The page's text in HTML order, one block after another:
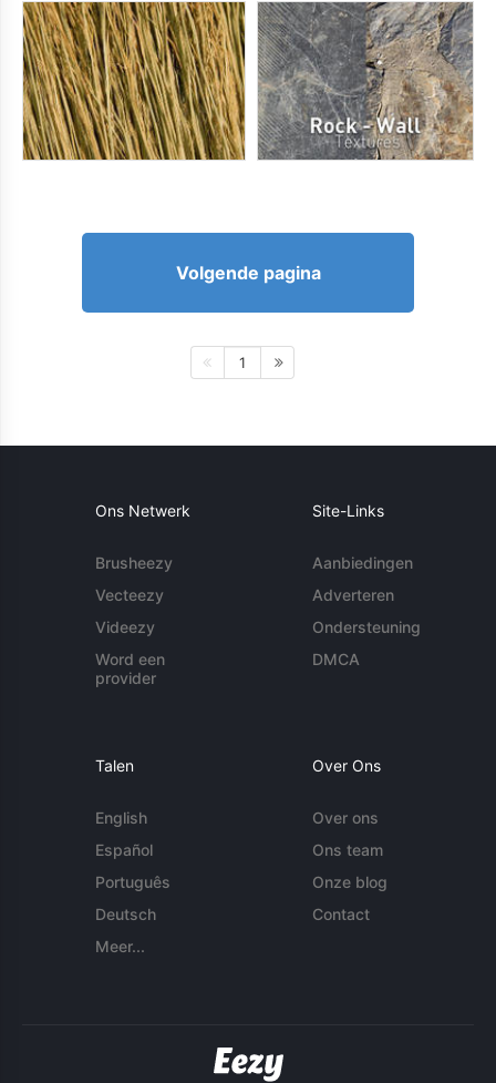
Volgende pagina
1
Ons Netwerk
Brusheezy
Vecteezy
Videezy
Word een
provider
Site-Links
Aanbiedingen
Adverteren
Ondersteuning
DMCA
Talen
English
Español
Português
Deutsch
Meer...
Over Ons
Over ons
Ons team
Onze blog
Contact